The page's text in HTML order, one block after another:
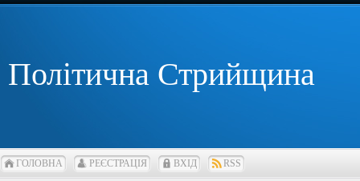
Політична Стрийщина
ГОЛОВНА РЕЄСТРАЦІЯ ВХІД RSS